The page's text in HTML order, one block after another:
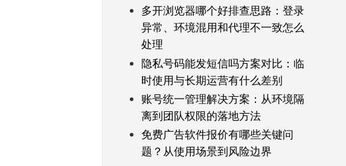
多开浏览器哪个好排查思路：登录
异常、环境混用和代理不一致怎么
处理
隐私号码能发短信吗方案对比：临
时使用与长期运营有什么差别
账号统一管理解决方案：从环境隔
离到团队权限的落地方法
免费广告软件报价有哪些关键问
题？从使用场景到风险边界